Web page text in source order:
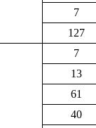
7
127
7
13
61
40